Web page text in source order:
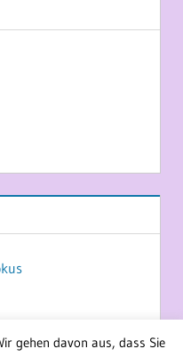
gehen davon aus, dass Sie